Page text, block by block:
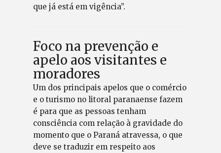
que já está em vigência”.
Foco na prevenção e
apelo aos visitantes e
moradores
Um dos principais apelos que o comércio
e o turismo no litoral paranaense fazem
é para que as pessoas tenham
consciência com relação à gravidade do
momento que o Paraná atravessa, o que
deve se traduzir em respeito aos